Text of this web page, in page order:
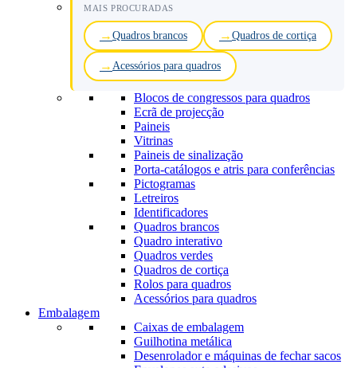
MAIS PROCURADAS
Quadros brancos Quadros de cortiça
Acessórios para quadros
Blocos de congressos para quadros
Ecrã de projecção
Paineis
Vitrinas
Paineis de sinalização
Porta-catálogos e atris para conferências
Pictogramas
Letreiros
Identificadores
Quadros brancos
Quadro interativo
Quadros verdes
Quadros de cortiça
Rolos para quadros
Acessórios para quadros
Embalagem
Caixas de embalagem
Guilhotina metálica
Desenrolador e máquinas de fechar sacos